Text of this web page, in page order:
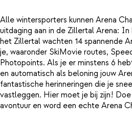
Alle wintersporters kunnen Arena
uitdaging aan in de Zillertal Arena:
het Zillertal wachten 14 spannende
je, waaronder SkiMovie routes,
Photopoints. Als je er minstens 6
en automatisch als beloning jouw
fantastische herinneringen die je
vastleggen. Hier moet je bij zijn!
avontuur en word een echte Arena